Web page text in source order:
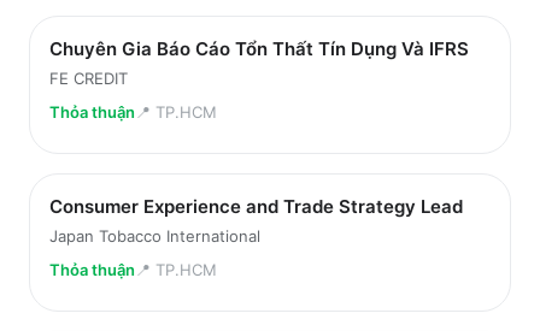
Chuyên Gia Báo Cáo Tổn Thất Tín Dụng Và IFRS
FE CREDIT
Thỏa thuận 📍 TP.HCM
Consumer Experience and Trade Strategy Lead
Japan Tobacco International
Thỏa thuận 📍 TP.HCM